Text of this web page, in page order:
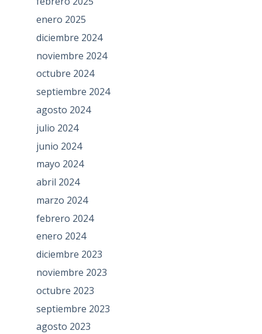
enero 2025
diciembre 2024
noviembre 2024
octubre 2024
septiembre 2024
agosto 2024
julio 2024
junio 2024
mayo 2024
abril 2024
marzo 2024
febrero 2024
enero 2024
diciembre 2023
noviembre 2023
octubre 2023
septiembre 2023
agosto 2023